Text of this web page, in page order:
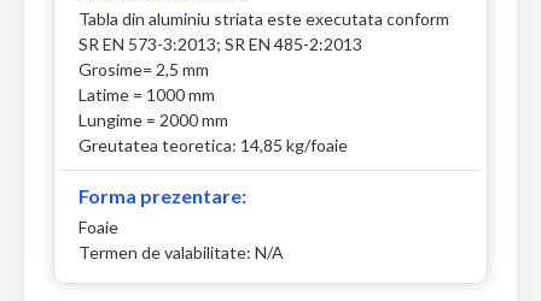
Tabla din aluminiu striata este executata conform
SR EN 573-3:2013; SR EN 485-2:2013
Grosime= 2,5 mm
Latime = 1000 mm
Lungime = 2000 mm
Greutatea teoretica: 14,85 kg/foaie
Forma prezentare:
Foaie
Termen de valabilitate: N/A